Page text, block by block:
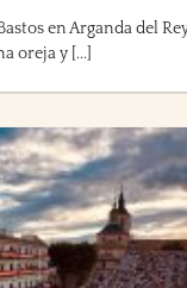
en Arganda del
oreja y [...]